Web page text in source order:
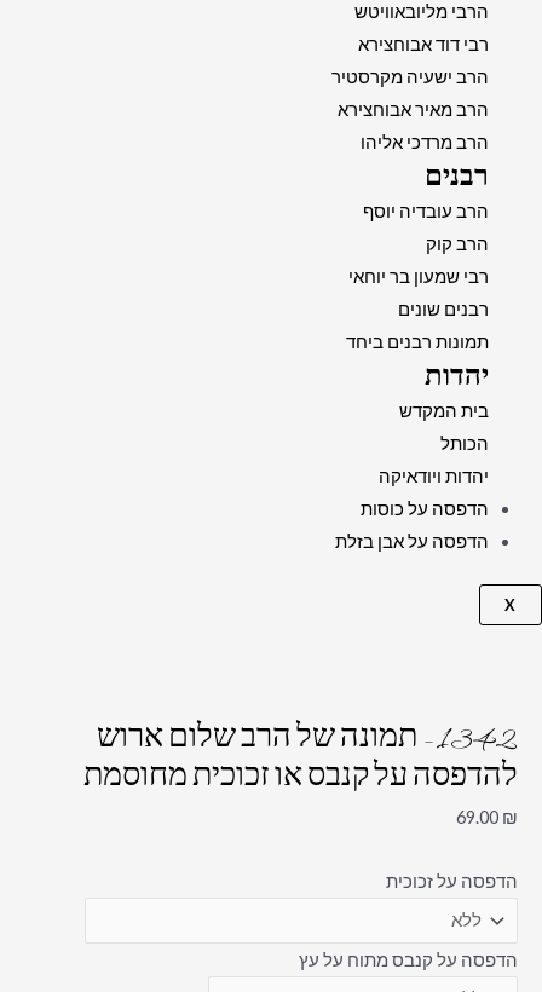
הרבי מליובאוויטש
רבי דוד אבוחצירא
הרב ישעיה מקרסטיר
הרב מאיר אבוחצירא
הרב מרדכי אליהו
רבנים
הרב עובדיה יוסף
הרב קוק
רבי שמעון בר יוחאי
רבנים שונים
תמונות רבנים ביחד
יהדות
בית המקדש
הכותל
יהדות ויודאיקה
הדפסה על כוסות
הדפסה על אבן בזלת
X
1342 – תמונה של הרב שלום ארוש
להדפסה על קנבס או זכוכית מחוסמת
69.00 ₪
הדפסה על זכוכית
הדפסה על קנבס מתוח על עץ